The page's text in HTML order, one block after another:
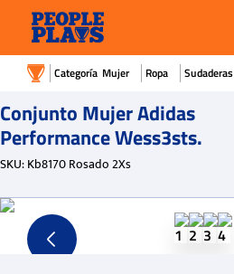
Mujer Ropa Sudaderas
Conjunto Mujer Adidas
Performance Wess3sts.
SKU:Kb8170 Rosado 2Xs